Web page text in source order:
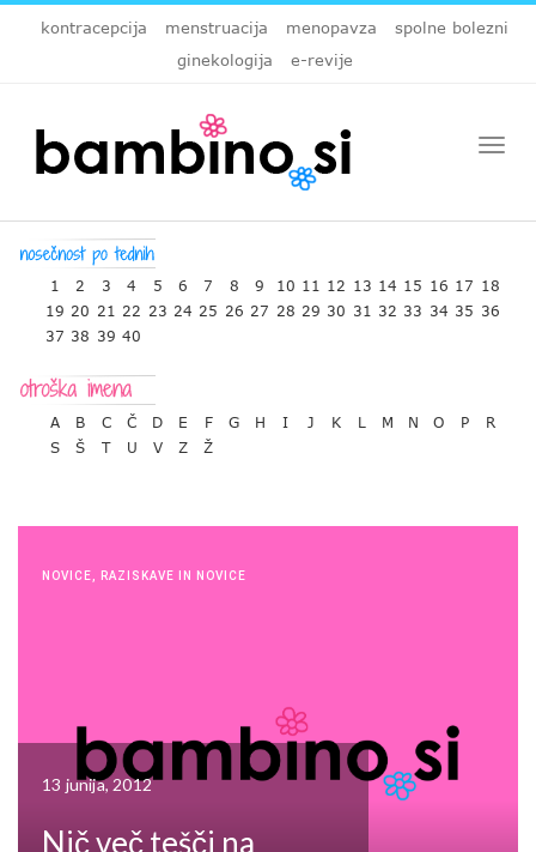
kontracepcija menstruacija menopavza
spolne bolezni
ginekologija
e-revije
1 2 3 4 5 6 7 8 9 10 11 12 13 14 15 16 17 18
19 20 21 22 23 24 25 26 27 28 29 30 31 32 33 34 35 36
37 38 39 40
A B C Č D E F G H I J K L M N O P
R
S
Š T U V Z Ž
NOVICE RAZISKAVE IN NOVICE
13 junija, 2012
Nič več tešči na